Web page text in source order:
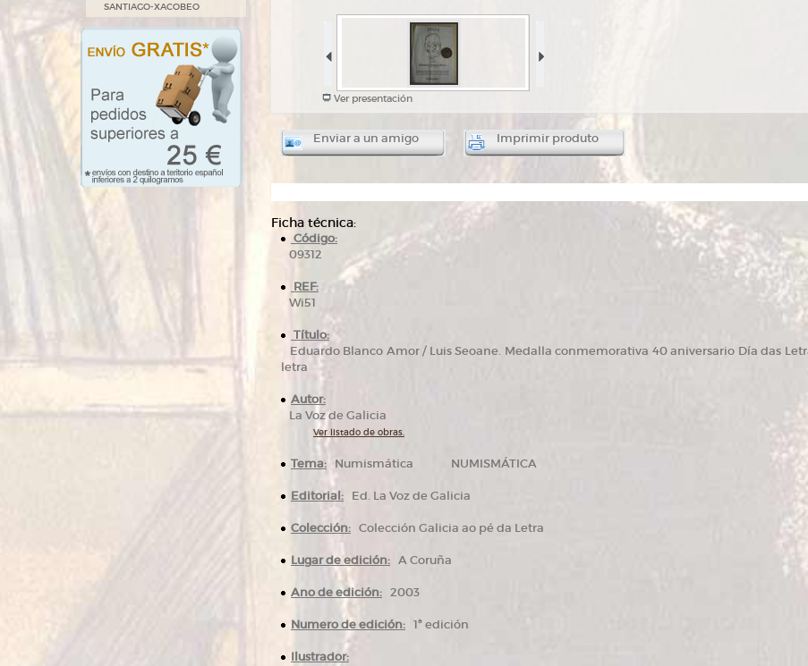
SANTIAGO-XACOBEO
Ver presentación
Enviar a un amigo Imprimir produto
Ficha técnica:
Código:
09312
REF:
Wi51
Título:
Eduardo Blanco Amor / Luis Seoane. Medalla conmemorativa 40 aniversario Día das
letra
Autor:
La Voz de Galicia
Ver listado de obras.
Tema: Numismática NUMISMÁTICA
Editorial: Ed. La Voz de Galicia
Colección: Colección Galicia ao pé da Letra
Lugar de edición: A Coruña
Ano de edición: 2003
Numero de edición: 1ª edición
Ilustrador: